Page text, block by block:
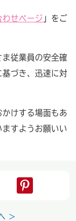
わせページ 」をご
従業員の安全確
づき、迅速に対
かけする場面もあ
すようお願いい
>